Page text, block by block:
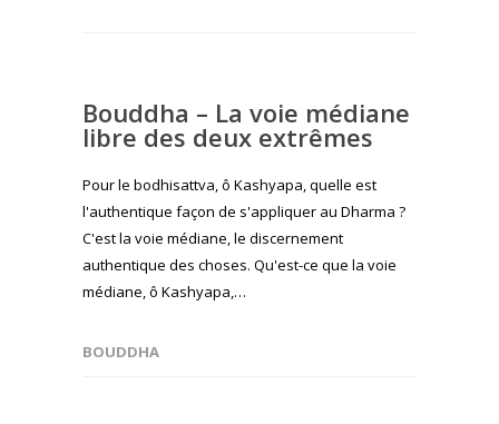
Bouddha – La voie médiane
libre des deux extrêmes
Pour le bodhisattva, ô Kashyapa, quelle est
l'authentique façon de s'appliquer au Dharma ?
C'est la voie médiane, le discernement
authentique des choses. Qu'est-ce que la voie
médiane, ô Kashyapa,…
BOUDDHA